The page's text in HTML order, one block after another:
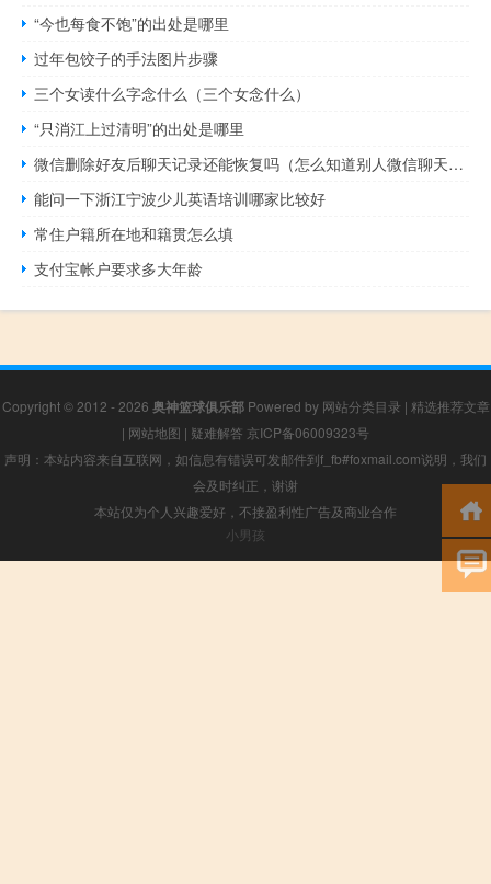
“今也每食不饱”的出处是哪里
过年包饺子的手法图片步骤
三个女读什么字念什么（三个女念什么）
“只消江上过清明”的出处是哪里
微信删除好友后聊天记录还能恢复吗（怎么知道别人微信聊天记录）
能问一下浙江宁波少儿英语培训哪家比较好
常住户籍所在地和籍贯怎么填
支付宝帐户要求多大年龄
Copyright © 2012 - 2026 奥神篮球俱乐部Powered by 网站分类目录 | 精选推荐文章
| 网站地图 | 疑难解答 京ICP备06009323号
声明：本站内容来自互联网，如信息有错误可发邮件到f_fb#foxmail.com说明，我们
会及时纠正，谢谢
本站仅为个人兴趣爱好，不接盈利性广告及商业合作
小男孩